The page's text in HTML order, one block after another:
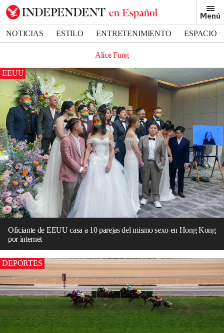
Menú
NOTICIAS ESTILO ENTRETENIMIENTO
ESPACIO
Alice Fung
EEUU
Oficiante de EEUU casa a 10 parejas del mismo sexo en Hong Kong
por internet
DEPORTES